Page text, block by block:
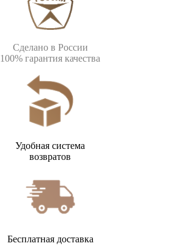
Сделано в России
100% гарантия качества
Удобная система
возвратов
Бесплатная доставка